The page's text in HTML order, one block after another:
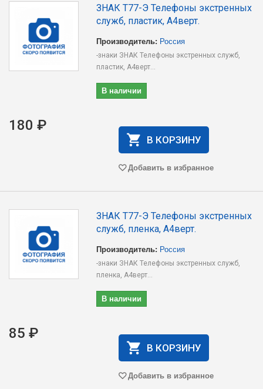
ЗНАК T77-Э Телефоны экстренных
служб, пластик, А4верт.
Производитель: Россия
-знаки ЗНАК Телефоны экстренных служб,
пластик, А4верт...
В наличии
180 ₽
В КОРЗИНУ
Добавить в избранное
ЗНАК T77-Э Телефоны экстренных
служб, пленка, А4верт.
Производитель: Россия
-знаки ЗНАК Телефоны экстренных служб,
пленка, А4верт...
В наличии
85 ₽
В КОРЗИНУ
Добавить в избранное